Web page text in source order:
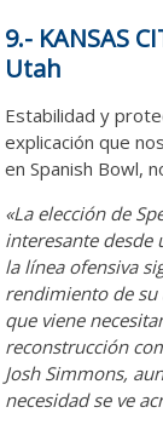
9.- KANSAS
Utah
Estabilidad y
explicación que
en Spanish Bowl,
«La elección de
interesante desde
la línea ofensiva
rendimiento de su
que viene
reconstrucción
Josh Simmons,
necesidad se ve